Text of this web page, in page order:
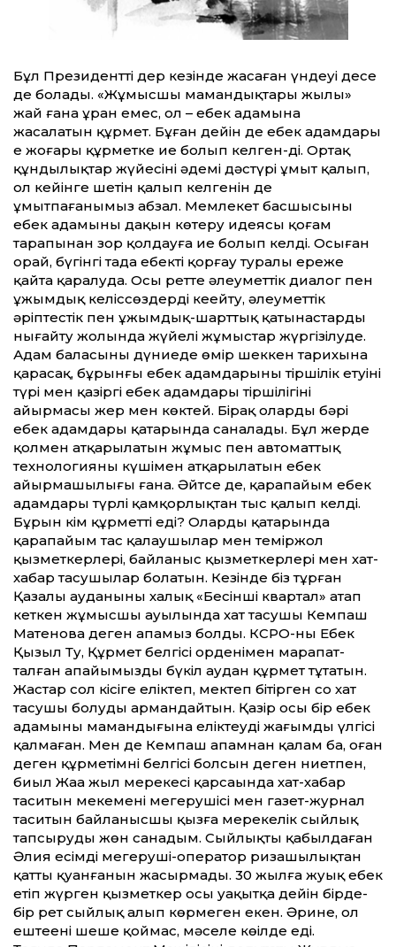
Бұл Президент­тің дер кезінде жасаған үндеуі десе
де болады. «Жұмысшы мамандықтары жылы»
жай ғана ұран емес, ол – еңбек адамына
жасалатын құрмет. Бұған де­йін де еңбек адамдары
ең жоғары құрметке ие болып келген-ді. Ортақ
құндылықтар жүйесінің әдемі дәстүрі ұмыт қалып,
ол ке­йінге шетін қалып келгенін де
ұмытпағанымыз абзал. Мемлекет басшысының
еңбек адамының даңқын көтеру идеясы қоғам
тарапынан зор қолдауға ие болып келді. Осыған
орай, бүгінгі таңда еңбекті қорғау туралы ереже
қайта қаралуда. Осы рет­те әлеумет­тік диалог пен
ұжымдық келіссөздерді кеңейту, әлеумет­тік
әріптестік пен ұжымдық-шарт­тық қатынастарды
нығайту жолында жүйелі жұмыстар жүргізілуде.
Адам баласының дүниеде өмір шеккен тарихына
қарасақ, бұрынғы еңбек адамдарының тіршілік етуінің
түрі мен қазіргі еңбек адамдары тіршілігінің
айырмасы жер мен көктей. Бірақ олардың бәрі
еңбек адамдары қатарында саналады. Бұл жерде
қолмен атқарылатын жұмыс пен автомат­тық
технологияның күшімен атқарылатын еңбек
айырмашылығы ғана. Әйтсе де, қарапайым еңбек
адамдары түрлі қамқорлықтан тыс қалып келді.
Бұрын кім құрмет­ті еді? Олардың қатарында
қарапайым тас қалаушылар мен теміржол
қызметкерлері, байланыс қызметкерлері мен хат-
хабар тасушылар болатын. Кезінде біз тұрған
Қазалы ауданының халық «Бесінші квартал» атап
кеткен жұмысшы ауылында хат тасушы Кемпаш
Матенова деген апамыз болды. КСРО-ның Еңбек
Қызыл Ту, Құрмет белгісі орденімен марапат­
талған апайымызды бүкіл аудан құрмет тұтатын.
Жастар сол кісіге еліктеп, мектеп бітірген соң хат
тасушы болуды армандайтын. Қазір осы бір еңбек
адамының мамандығына еліктеудің жағымды үлгісі
қалмаған. Мен де Кемпаш апамнан қалам ба, оған
деген құрметімнің белгісі болсын деген ниетпен,
биыл Жаңа жыл мерекесі қарсаңында хат-хабар
таситын мекеменің меңгерушісі мен газет-журнал
таситын байланысшы қызға мерекелік сыйлық
тапсыруды жөн санадым. Сыйлықты қабылдаған
Әлия есімді меңгеруші-оператор ризашылықтан
қат­ты қуанғанын жасырмады. 30 жылға жуық еңбек
етіп жүрген қызметкер осы уақытқа де­йін бірде-
бір рет сыйлық алып көрмеген екен. Әрине, ол
ештеңені шеше қоймас, мәселе көңілде еді.